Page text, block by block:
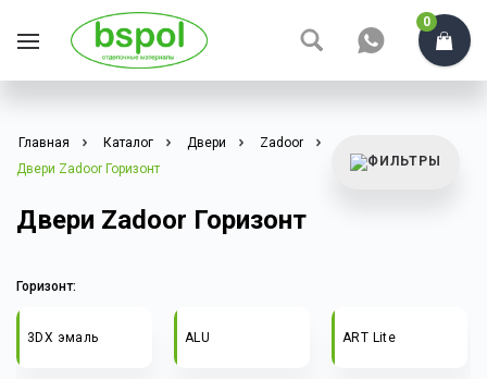
0
Главная Каталог Двери
Zadoor
Двери Zadoor Горизонт
Двери Zadoor Горизонт
Горизонт:
3DX эмаль ALU ART Lite